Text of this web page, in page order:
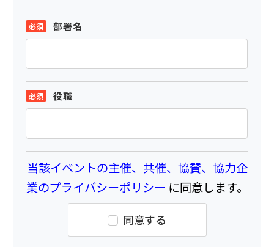
部署名
役職
当該イベントの主催、共催、協賛、協力企
業のプライバシーポリシー に同意します。
同意する